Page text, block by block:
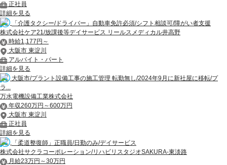
正社員
詳細を見る
「介護タクシー/ドライバー」自動車免許必須/シフト相談可/障がい者支援
株式会社ケア21/放課後等デイサービス リールスメディカル井高野
時給1,177円～
大阪市 東淀川
アルバイト・パート
詳細を見る
大阪市/プラント設備工事の施工管理 転勤無し/2024年9月に新社屋に移転/プ
ラ...
万水電機設備工業株式会社
年収260万円～600万円
大阪市 東淀川
正社員
詳細を見る
「柔道整復師」正職員/日勤のみ/デイサービス
株式会社サクラコーポレーション/リハビリスタジオSAKURA-東淡路
月給23万円～30万円